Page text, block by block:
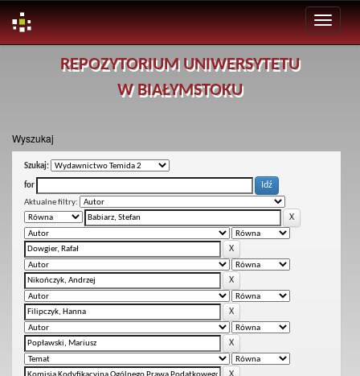
REPOZYTORIUM UNIWERSYTETU
W BIAŁYMSTOKU
Wyszukaj
Szukaj:
for
Aktualne filtry: